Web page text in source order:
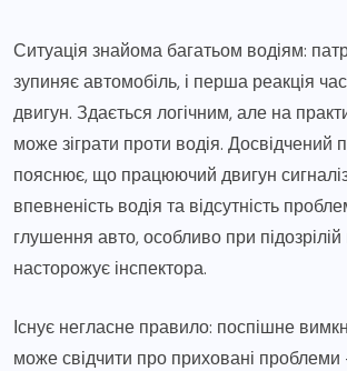
Ситуація знайома багатьом водіям:
зупиняє автомобіль, і перша реакція
двигун. Здається логічним, але на
може зіграти проти водія. Досвідчений
пояснює, що працюючий двигун
впевненість водія та відсутність
глушення авто, особливо при
насторожує інспектора.
Існує негласне правило: поспішне
може свідчити про приховані проблеми